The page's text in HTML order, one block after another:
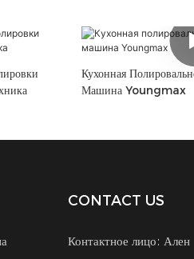
Кухонная
Машина Youngmax
CONTACT US
Контактное лицо: Ален